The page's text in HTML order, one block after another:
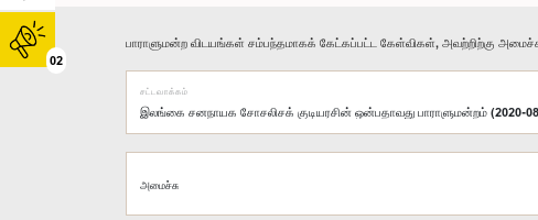
02
பாராளுமன்ற விடயங்கள் சம்பந்தமாகக் கேட்கப்பட்ட கேள்விகள், அவற்றிற்கு
சட்டவாக்கம்
அமைச்சு